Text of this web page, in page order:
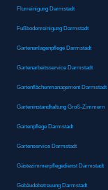
Flurreinigung Darmstadt
Fußbodenreinigung Darmstadt
Gartenanlagenpflege Darmstadt
Gartenarbeitsservice Darmstadt
Gartenflächenmanagement Darmstadt
Garteninstandhaltung Groß-Zimmern
Gartenpflege Darmstadt
Gartenservice Darmstadt
Gästezimmerpflegedienst Darmstadt
Gebäudebetreuung Darmstadt